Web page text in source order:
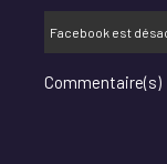
Facebook est
Commentaire(s)